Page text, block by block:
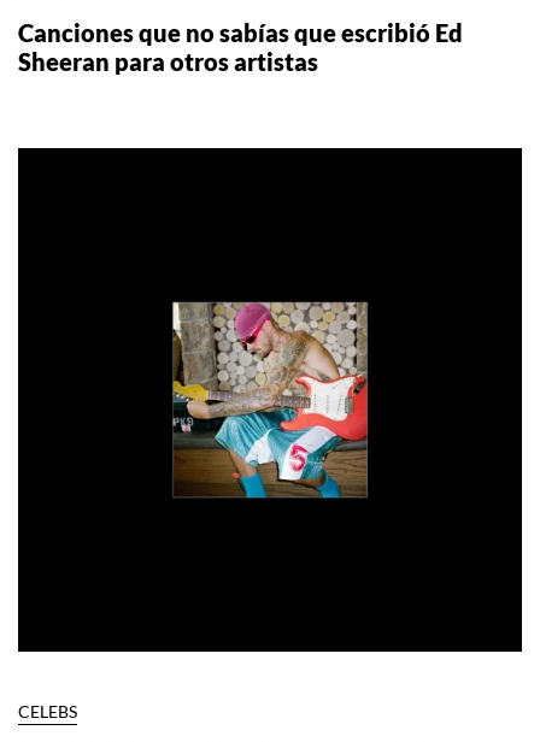
Canciones que no sabías que escribió Ed
Sheeran para otros artistas
CELEBS